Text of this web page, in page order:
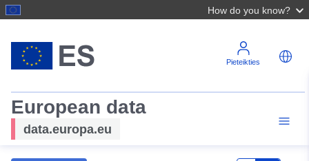
How do you know?
Pieteikties
European data
data.europa.eu